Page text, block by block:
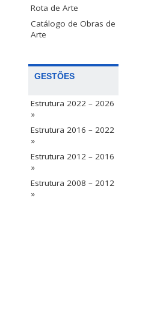
Rota de Arte
Catálogo de Obras de
Arte
GESTÕES
Estrutura 2022 – 2026
»
Estrutura 2016 – 2022
»
Estrutura 2012 – 2016
»
Estrutura 2008 – 2012
»